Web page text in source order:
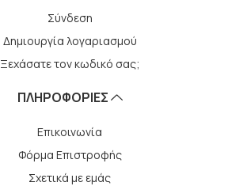
Σύνδεση
Δημιουργία λογαριασμού
Ξεχάσατε τον κωδικό σας;
ΠΛΗΡΟΦΟΡΙΕΣ
Επικοινωνία
Φόρμα Επιστροφής
Σχετικά με εμάς